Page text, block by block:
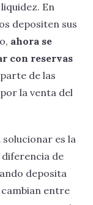
En
depositen sus
ahora se
con reservas
de las
la venta del
es la
diferencia de
deposita
entre